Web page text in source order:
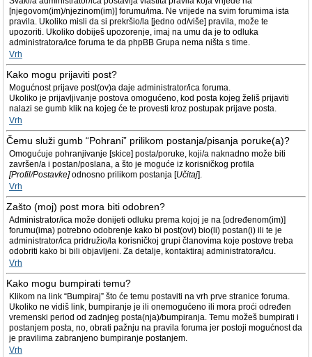
[njegovom(im)/njezinom(im)] forumu/ima. Ne vrijede na svim forumima ista
pravila. Ukoliko misli da si prekršio/la [jedno od/više] pravila, može te
upozoriti. Ukoliko dobiješ upozorenje, imaj na umu da je to odluka
administratora/ice foruma te da phpBB Grupa nema ništa s time.
Vrh
Kako mogu prijaviti post?
Mogućnost prijave post(ov)a daje administrator/ica foruma.
Ukoliko je prijavljivanje postova omogućeno, kod posta kojeg želiš prijaviti
nalazi se gumb klik na kojeg će te provesti kroz postupak prijave posta.
Vrh
Čemu služi gumb “Pohrani” prilikom postanja/pisanja poruke(a)?
Omogućuje pohranjivanje [skice] posta/poruke, koji/a naknadno može biti
završen/a i postan/poslana, a što je moguće iz korisničkog profila
[Profil/Postavke]odnosno prilikom postanja [Učitaj].
Vrh
Zašto (moj) post mora biti odobren?
Administrator/ica može donijeti odluku prema kojoj je na [određenom(im)]
forumu(ima) potrebno odobrenje kako bi post(ovi) bio(li) postan(i) ili te je
administrator/ica pridružio/la korisničkoj grupi članovima koje postove treba
odobriti kako bi bili objavljeni. Za detalje, kontaktiraj administratora/icu.
Vrh
Kako mogu bumpirati temu?
Klikom na link “Bumpiraj” što će temu postaviti na vrh prve stranice foruma.
Ukoliko ne vidiš link, bumpiranje je ili onemogućeno ili mora proći određen
vremenski period od zadnjeg posta(nja)/bumpiranja. Temu možeš bumpirati i
postanjem posta, no, obrati pažnju na pravila foruma jer postoji mogućnost da
je pravilima zabranjeno bumpiranje postanjem.
Vrh